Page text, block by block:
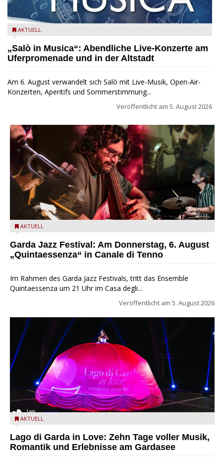
Salò in Musica 2026
AKTUELL
„Salò in Musica“: Abendliche Live-Konzerte am
Uferpromenade und in der Altstadt
Am 6. August verwandelt sich Salò mit Live-Musik, Open-Air-
Konzerten, Aperitifs und Sommerstimmung...
Veröffentlicht am 5. August 2026
Das Ensemble Quintaessenza zu Gast beim Garda Jazz
AKTUELL
Garda Jazz Festival: Am Donnerstag, 6. August
„Quintaessenza“ in Canale di Tenno
Im Rahmen des Garda Jazz Festivals, tritt das Ensemble
Quintaessenza um 21 Uhr im Casa degli...
Veröffentlicht am 5. August 2026
Lago di Garda in Love
AKTUELL
Lago di Garda in Love: Zehn Tage voller Musik,
Romantik und Erlebnisse am Gardasee